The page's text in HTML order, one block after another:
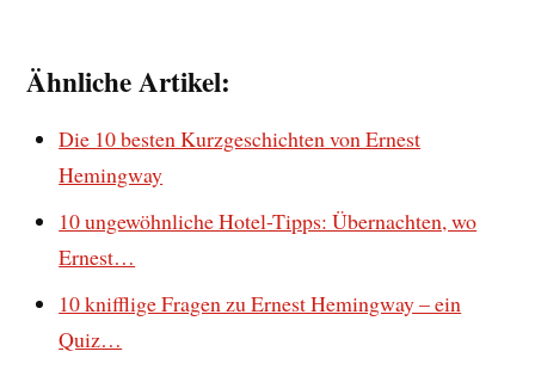
Ähnliche Artikel:
Die 10 besten Kurzgeschichten von Ernest
Hemingway
10 ungewöhnliche Hotel-Tipps: Übernachten, wo
Ernest…
10 knifflige Fragen zu Ernest Hemingway – ein
Quiz…